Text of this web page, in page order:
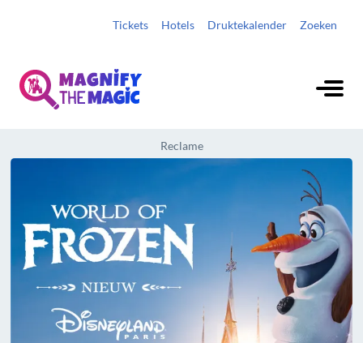
Tickets Hotels Druktekalender Zoeken
Reclame